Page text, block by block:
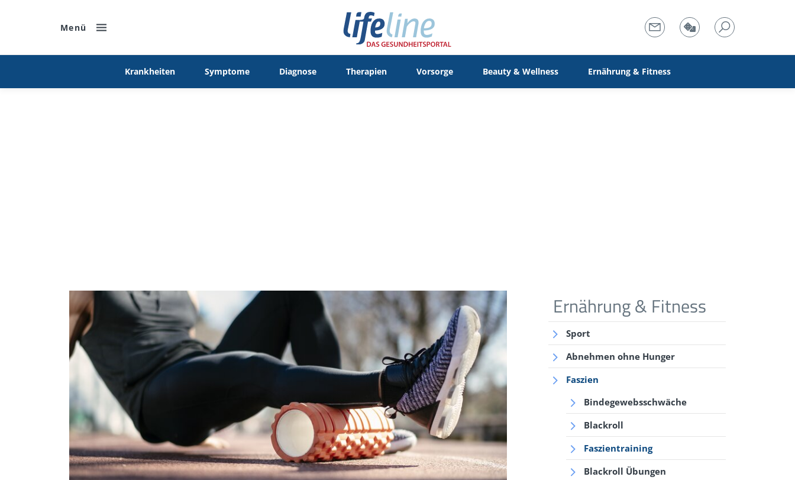
Menü
Krankheiten Symptome Diagnose Therapien Vorsorge Beauty & Wellness Ernährung & Fitness
Ernährung & Fitness
Sport
Abnehmen ohne Hunger
Faszien
Bindegewebsschwäche
Blackroll
Faszientraining
Blackroll Übungen